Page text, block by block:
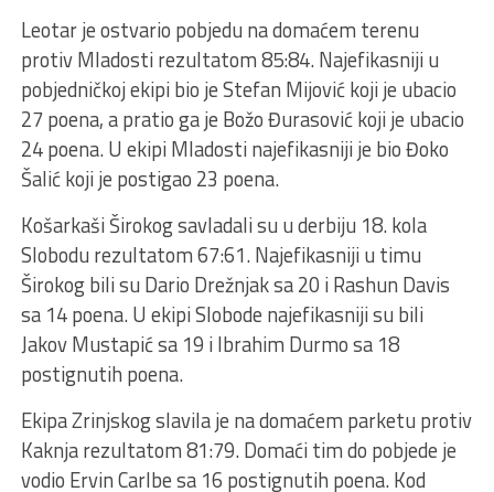
Leotar je ostvario pobjedu na domaćem terenu
protiv Mladosti rezultatom 85:84. Najefikasniji u
pobjedničkoj ekipi bio je Stefan Mijović koji je ubacio
27 poena, a pratio ga je Božo Đurasović koji je ubacio
24 poena. U ekipi Mladosti najefikasniji je bio Đoko
Šalić koji je postigao 23 poena.
Košarkaši Širokog savladali su u derbiju 18. kola
Slobodu rezultatom 67:61. Najefikasniji u timu
Širokog bili su Dario Drežnjak sa 20 i Rashun Davis
sa 14 poena. U ekipi Slobode najefikasniji su bili
Jakov Mustapić sa 19 i Ibrahim Durmo sa 18
postignutih poena.
Ekipa Zrinjskog slavila je na domaćem parketu protiv
Kaknja rezultatom 81:79. Domaći tim do pobjede je
vodio Ervin Carlbe sa 16 postignutih poena. Kod